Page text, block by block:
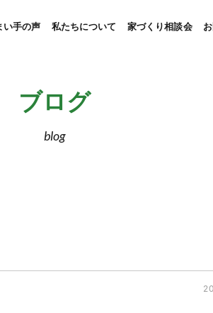
い手の声 私たちについて 家づくり相談会
ブログ
blog